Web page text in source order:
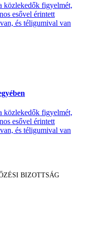
figyelmét,
esővel érintett
és téligumival van
figyelmét,
esővel érintett
és téligumival van
BIZOTTSÁG